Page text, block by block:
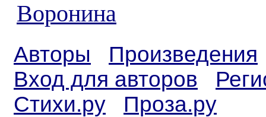
Воронина
Авторы
Произведения
Вход для авторов
Стихи.ру
Проза.ру